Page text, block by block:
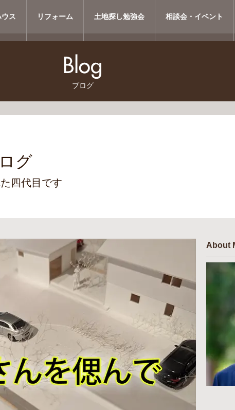
ス リフォーム 土地探し勉強会 相談会・イベント
ブログ
グ
四代目です
About